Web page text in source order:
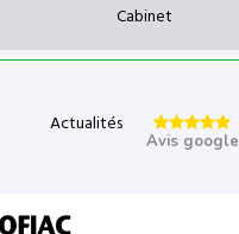
Cabinet
Actualités
Avis google